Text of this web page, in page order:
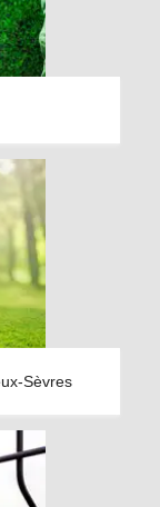
Sèvres